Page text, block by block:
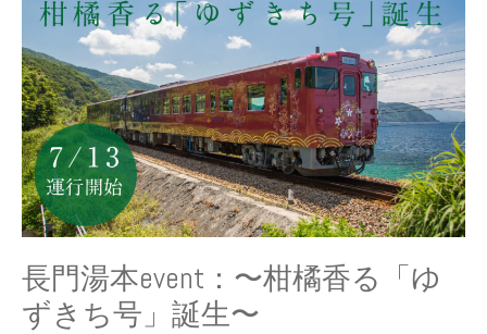
長門湯本event：〜柑橘香る「ゆ
ずきち号」誕生〜
event：〜
柑
橘
香
る
「ゆ
ず
き
ち
誕
生〜